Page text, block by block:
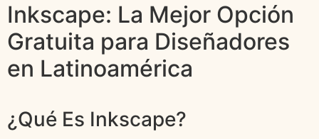
Inkscape: La Mejor Opción
Gratuita para Diseñadores
en Latinoamérica
¿Qué Es Inkscape?